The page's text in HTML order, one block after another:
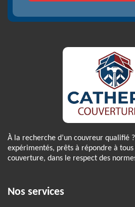
À la recherche d’un couvreur qualifié
expérimentés, prêts à répondre à tous
couverture, dans le respect des
Nos services